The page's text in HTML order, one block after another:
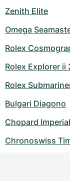
Zenith Elite
Omega
Rolex
Rolex Explorer ii
Rolex
Bulgari Diagono
Chopard
Chronoswiss